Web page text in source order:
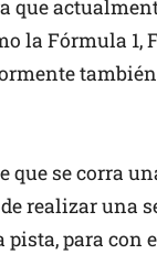
que
la Fórmula 1,
que se corra
realizar una
pista, para con